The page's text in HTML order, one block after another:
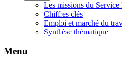
Les missions du Service
Chiffres clés
Emploi et marché du
Synthèse thématique
Menu